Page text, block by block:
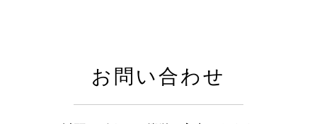
お問い合わせ